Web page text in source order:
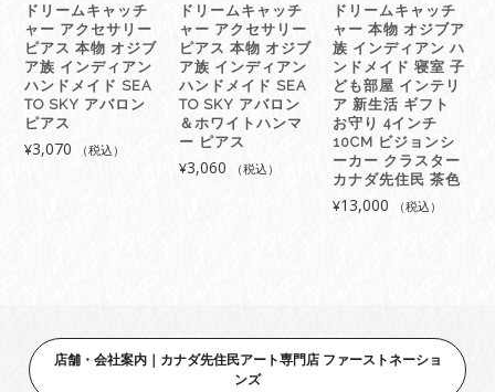
デ
ィ
ア
ン
ハ
ン
ド
ン
テ
ドリームキャッチ
ャー アクセサリー
ピアス 本物 オジブ
ア族 インディアン
ハンドメイド SEA
TO SKY アバロン
ピアス
¥3,070 （税込）
ドリームキャッチ
ャー アクセサリー
ピアス 本物 オジブ
ア族 インディアン
ハンドメイド SEA
TO SKY アバロン
＆ホワイトハンマ
ー ピアス
¥3,060 （税込）
ドリームキャッチ
ャー 本物 オジブア
族 インディアン ハ
ンドメイド 寝室 子
ども部屋 インテリ
ア 新生活 ギフト
お守り 4インチ
10CM ビジョンシ
ーカー クラスター
カナダ先住民 茶色
¥13,000 （税込）
店舗・会社案内｜カナダ先住民アート専門店 ファーストネーショ
ンズ